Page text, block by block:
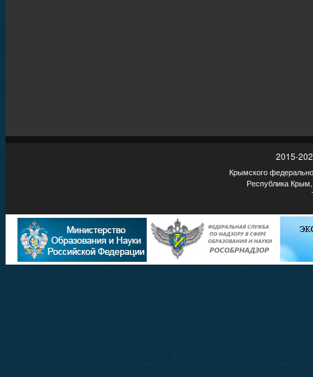
2015-
Крымского
Республика